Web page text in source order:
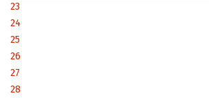
23
24
25
26
27
28